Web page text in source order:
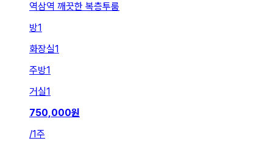
역삼역 깨끗한 복층투룸
방1
화장실1
주방1
거실1
750,000원
/1주